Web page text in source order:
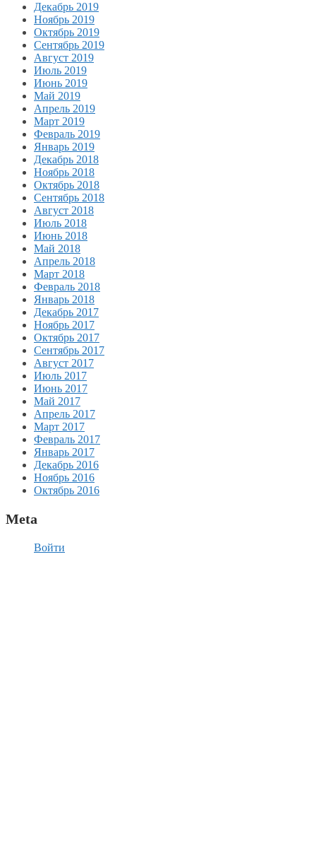
Декабрь 2019
Ноябрь 2019
Октябрь 2019
Сентябрь 2019
Август 2019
Июль 2019
Июнь 2019
Май 2019
Апрель 2019
Март 2019
Февраль 2019
Январь 2019
Декабрь 2018
Ноябрь 2018
Октябрь 2018
Сентябрь 2018
Август 2018
Июль 2018
Июнь 2018
Май 2018
Апрель 2018
Март 2018
Февраль 2018
Январь 2018
Декабрь 2017
Ноябрь 2017
Октябрь 2017
Сентябрь 2017
Август 2017
Июль 2017
Июнь 2017
Май 2017
Апрель 2017
Март 2017
Февраль 2017
Январь 2017
Декабрь 2016
Ноябрь 2016
Октябрь 2016
Meta
Войти